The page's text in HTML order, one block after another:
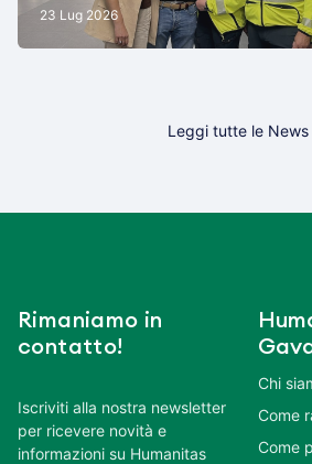
23 Lug 2026
Leggi tutte le News
Rimaniamo in
contatto!
Iscriviti alla nostra newsletter
per ricevere novità e
informazioni su Humanitas
Chi
Come
Come